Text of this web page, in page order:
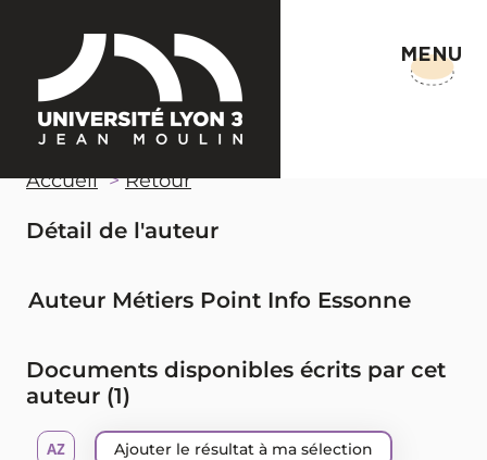
MENU
Accueil Retour
Détail de l'auteur
Auteur Métiers Point Info Essonne
Documents disponibles écrits par cet
auteur (1)
Ajouter le résultat à ma sélection